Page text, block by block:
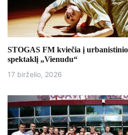
STOGAS FM kviečia į
spektaklį „Vienudu“
17 birželio, 2026